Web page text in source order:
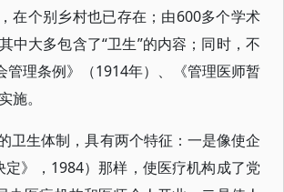
在个别乡村也已存在；由600多个学术
中大多包含了“卫生”的内容；同时，不
理条例》（1914年）、《管理医师暂
。
卫生体制，具有两个特征：一是像使企
》，1984）那样，使医疗机构成了党